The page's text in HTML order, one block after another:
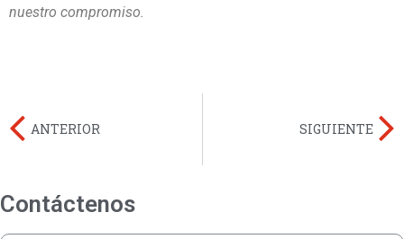
nuestro compromiso.
ANTERIOR SIGUIENTE
Contáctenos